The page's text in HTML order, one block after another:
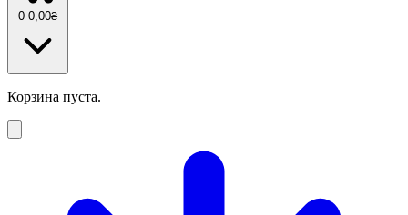
0 0 ,00₴
Корзина пуста.